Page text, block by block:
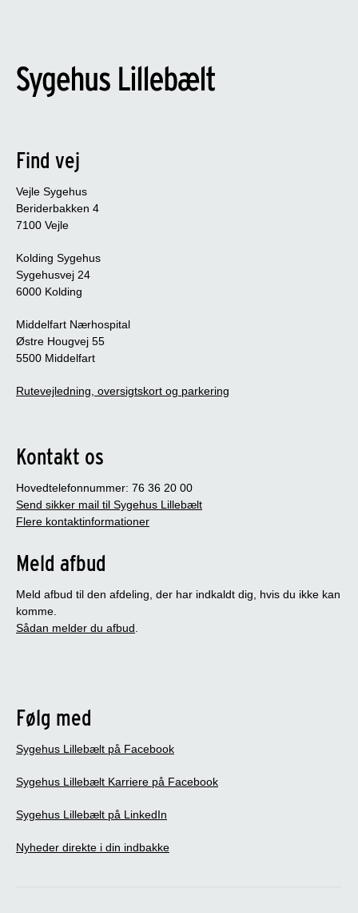
Find vej
Vejle Sygehus
Beriderbakken 4
7100 Vejle
Kolding Sygehus
Sygehusvej 24
6000 Kolding
Middelfart Nærhospital
Østre Hougvej 55
5500 Middelfart
Rutevejledning, oversigtskort og parkering
Kontakt os
Hovedtelefonnummer: 76 36 20 00
Send sikker mail til Sygehus Lillebælt
Flere kontaktinformationer
Meld afbud
Meld afbud til den afdeling, der har indkaldt dig, hvis du ikke kan
komme.
Sådan melder du afbud.
Følg med
Sygehus Lillebælt på Facebook
Sygehus Lillebælt Karriere på Facebook
Sygehus Lillebælt på LinkedIn
Nyheder direkte i din indbakke